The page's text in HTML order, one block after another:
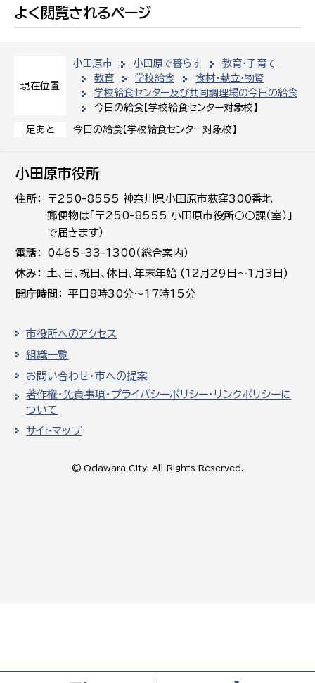
現在位置
小田原市 小田原で暮らす
教育・子育て
教育
学校給食
食材・献立・物資
学校給食センター及び共同調理場の今日の給食
今日の給食【学校給食センター対象校】
足あと 今日の給食【学校給食センター対象校】
よく閲覧されるページ
小田原市役所
住所
〒250-8555 神奈川県小田原市荻窪300番地
郵便物は「〒250-8555 小田原市役所○○課（室）」
で届きます）
電話
0465-33-1300（総合案内）
休み
土､日､祝日、休日、年末年始 (12月29日～1月3日)
開庁時間
平日8時30分～17時15分
市役所へのアクセス
組織一覧
お問い合わせ・市への提案
著作権・免責事項・プライバシーポリシー・リンクポリシーに
ついて
サイトマップ
© Odawara City, All Rights Reserved.